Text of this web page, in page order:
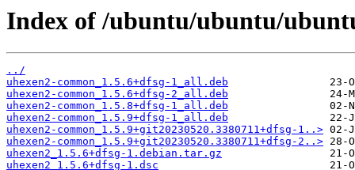
Index of /ubuntu/ubuntu/
../
uhexen2-common_1.5.6+dfsg-1_all.deb
uhexen2-common_1.5.6+dfsg-2_all.deb
uhexen2-common_1.5.8+dfsg-1_all.deb
uhexen2-common_1.5.9+dfsg-1_all.deb
uhexen2-common_1.5.9+git20230520.3380711+dfsg-1..>
uhexen2-common_1.5.9+git20230520.3380711+dfsg-2..>
uhexen2_1.5.6+dfsg-1.debian.tar.gz
uhexen2_1.5.6+dfsg-1.dsc